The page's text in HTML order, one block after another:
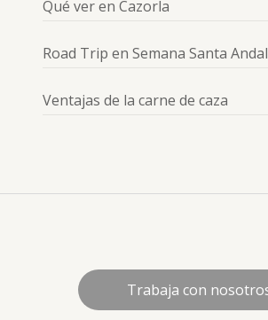
Qué ver en Cazorla
Road Trip en Semana Santa
Ventajas de la carne de caza
Trabaja con